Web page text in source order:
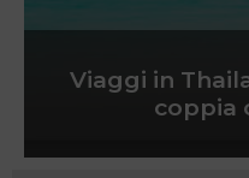
Viaggi in
coppia